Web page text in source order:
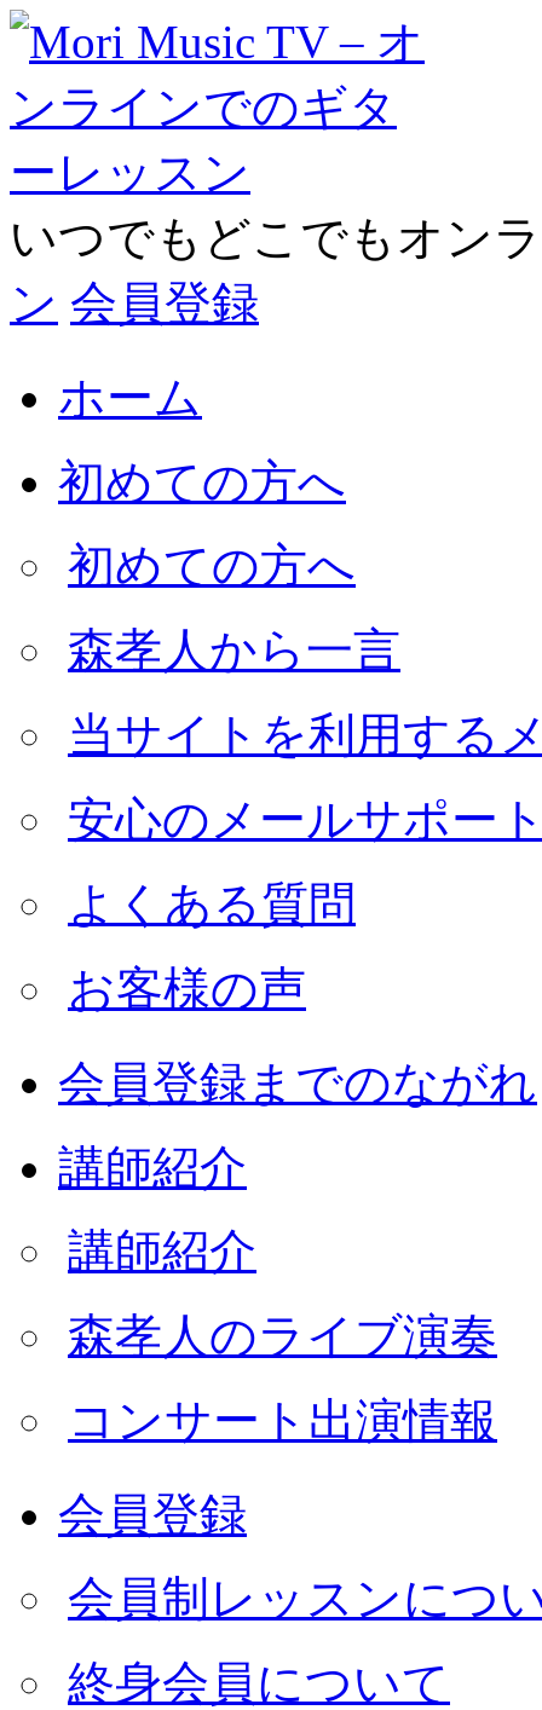
いつでもどこでもオン
ン 会員登録
ホーム
初めての方へ
初めての方へ
森孝人から一言
当サイトを利用する
安心のメールサポー
よくある質問
お客様の声
会員登録までのながれ
講師紹介
講師紹介
森孝人のライブ演奏
コンサート出演情報
会員登録
会員制レッスンにつ
終身会員について